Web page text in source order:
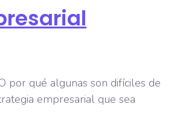
por qué algunas son difíciles de
empresarial que sea